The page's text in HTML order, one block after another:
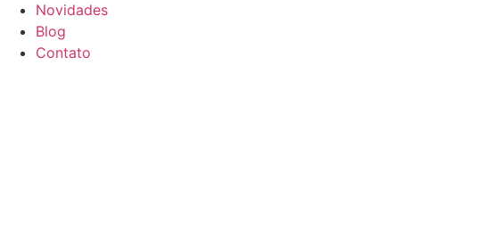
Novidades
Blog
Contato